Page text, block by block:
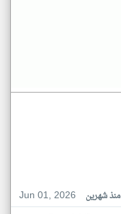
Jun 01, 2026
منذ شهرين